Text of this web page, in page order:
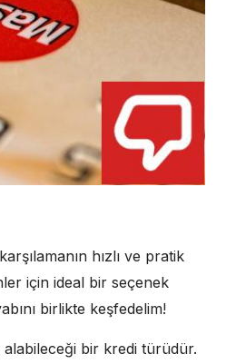
hızlı ve pratik
için ideal bir seçenek
birlikte keşfedelim!
bir kredi türüdür.